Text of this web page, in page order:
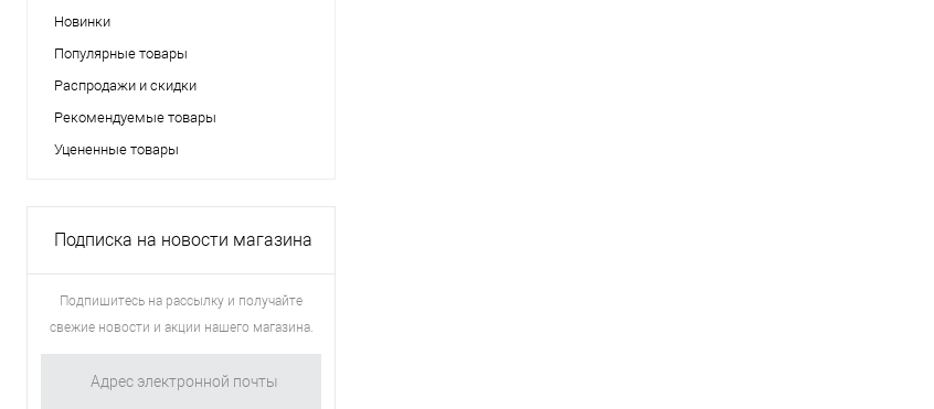
Новинки
Популярные товары
Распродажи и скидки
Рекомендуемые товары
Уцененные товары
Подписка на новости магазина
Подпишитесь на рассылку и получайте
свежие новости и акции нашего магазина.